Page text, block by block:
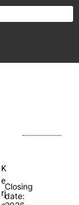
K
e
rj
Closing
date: